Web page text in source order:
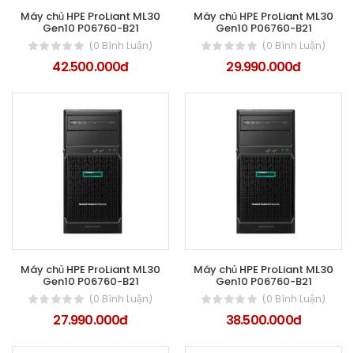
Máy chủ HPE ProLiant ML30
Gen10 P06760-B21
(0 Bình Luận)
42.500.000đ
Máy chủ HPE ProLiant ML30
Gen10 P06760-B21
(0 Bình Luận)
29.990.000đ
Máy chủ HPE ProLiant ML30
Gen10 P06760-B21
(0 Bình Luận)
27.990.000đ
Máy chủ HPE ProLiant ML30
Gen10 P06760-B21
(0 Bình Luận)
38.500.000đ